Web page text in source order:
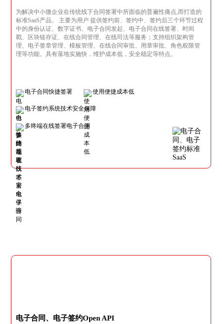
为解决中小微企业在传统线下合同签署中所面临的普遍性痛点,而打造的
标准SaaS产品。 主要为用户 提供签约前、签约中、签约后三个环节过程
中的身份认证、数字证书、电子合同发起、电子合同在线签署、时间
戳、区块链存证、在线合同管理、在线司法等服务；支持组织架构管
理、电子签章管理、模板管理、在线合同审批、用章审批、角色权限管
理等功能。具有落地实施快，维护成本低，安全稳定等特点。
电子合同快捷签署 使用便捷成本低
电子签约系统技术安全保障
多终端在线签署电子合同
电子合同、电子签约Open API